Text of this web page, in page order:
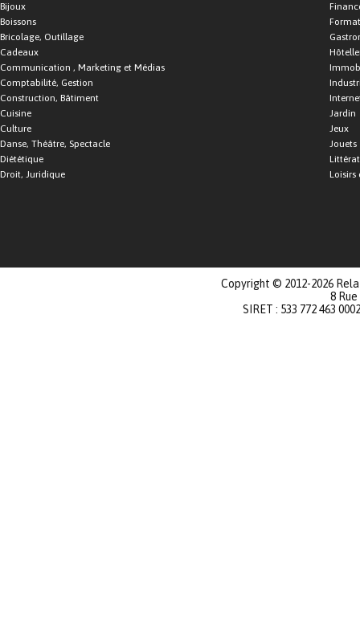
Bijoux
Boissons
Bricolage, Outillage
Cadeaux
Communication , Marketing et Médias
Comptabilité, Gestion
Construction, Bâtiment
Cuisine
Culture
Danse, Théâtre, Spectacle
Diététique
Droit, Juridique
Jardin
Jeux
Jouets
Loisirs
Copyright © 2012-2026
8
SIRET : 533 772 463